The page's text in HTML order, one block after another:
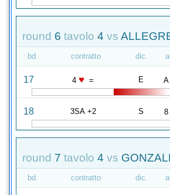
round 6 tavolo 4 vs
bd. contratto dic.
17 4 ♥ = E A
18 3SA +2 S 8
round 7 tavolo 4 vs
bd. contratto dic.